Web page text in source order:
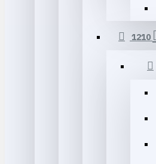
1210